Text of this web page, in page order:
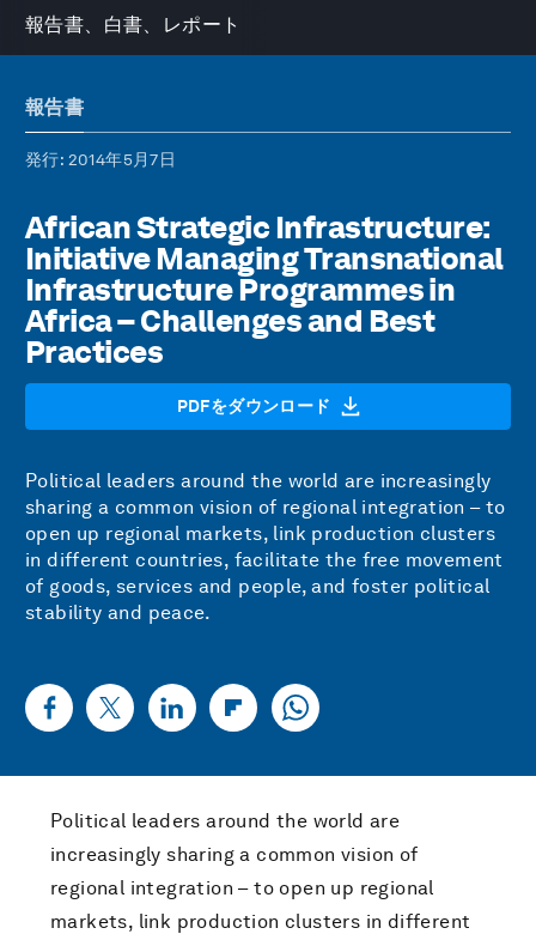
報告書、白書、レポート
報告書
発行: 2014年5月7日
African Strategic Infrastructure:
Initiative Managing Transnational
Infrastructure Programmes in
Africa – Challenges and Best
Practices
PDFをダウンロード
Political leaders around the world are increasingly
sharing a common vision of regional integration – to
open up regional markets, link production clusters
in different countries, facilitate the free movement
of goods, services and people, and foster political
stability and peace.
Political leaders around the world are
increasingly sharing a common vision of
regional integration – to open up regional
markets, link production clusters in different